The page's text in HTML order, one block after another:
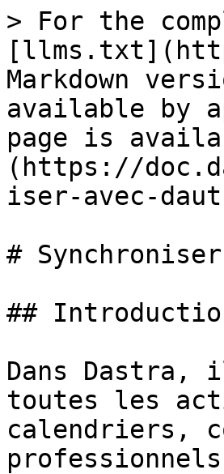
> For the
Markdown
available by
page is
(https://
iser-avec-
#
##
Dans Dastra,
toutes les
calendriers,